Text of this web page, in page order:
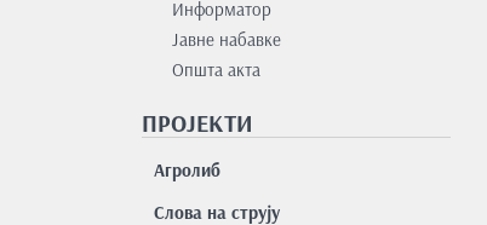
Информатор
Јавне набавке
Општа акта
ПРОЈЕКТИ
Агролиб
Слова на струју